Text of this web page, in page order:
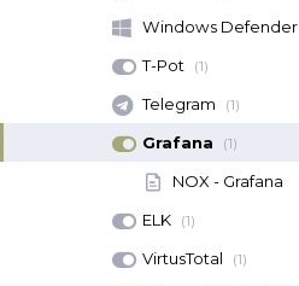
Windows Defender
T-Pot (1)
Telegram (1)
Grafana (1)
NOX - Grafana
ELK
(1)
VirtusTotal (1)